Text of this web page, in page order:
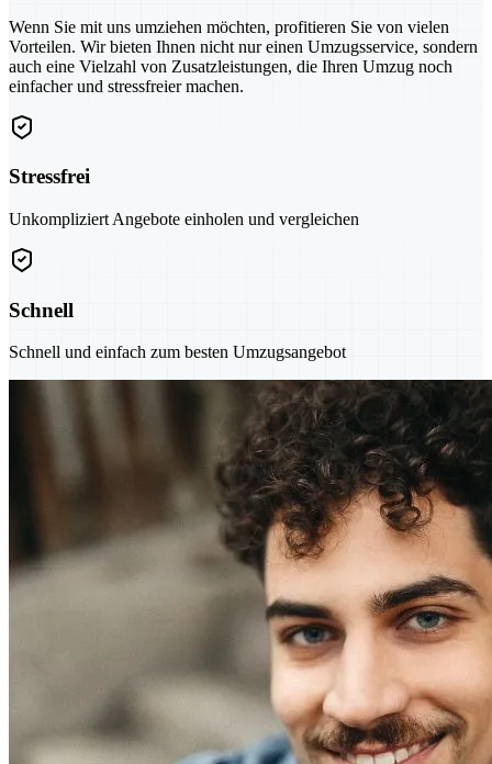
Wenn Sie mit uns umziehen möchten, profitieren Sie von vielen
Vorteilen. Wir bieten Ihnen nicht nur einen Umzugsservice, sondern
auch eine Vielzahl von Zusatzleistungen, die Ihren Umzug noch
einfacher und stressfreier machen.
Stressfrei
Unkompliziert Angebote einholen und vergleichen
Schnell
Schnell und einfach zum besten Umzugsangebot